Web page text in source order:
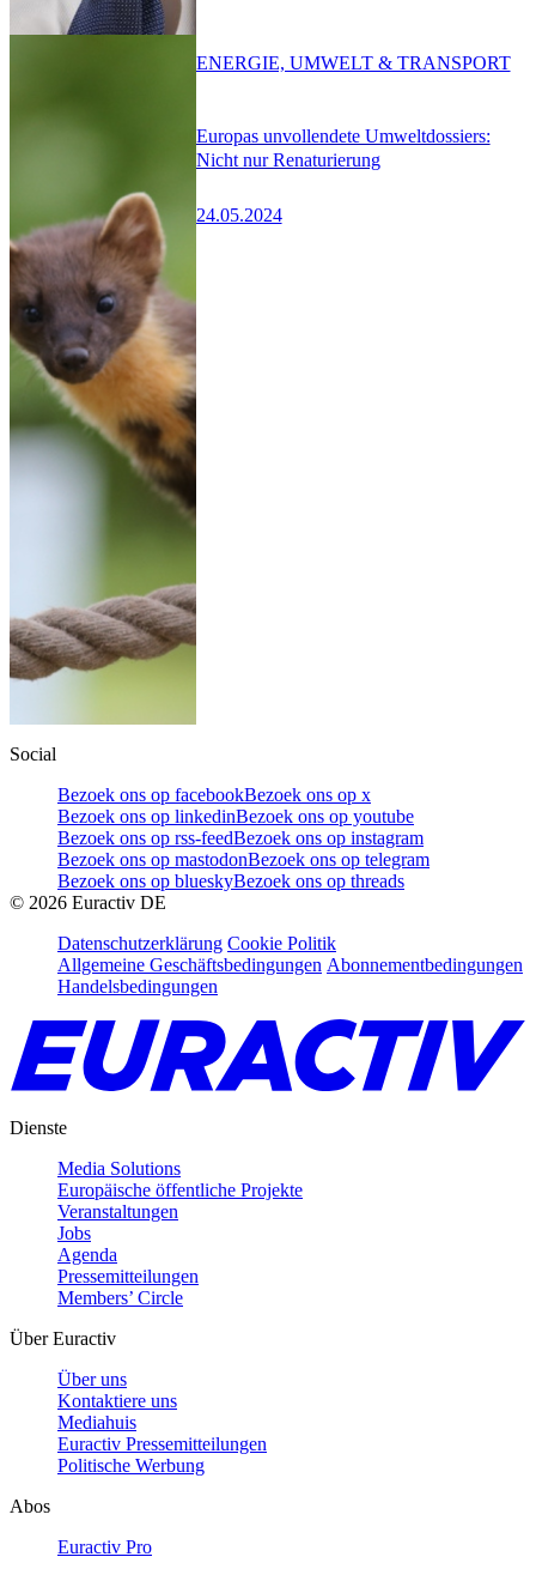
Europas unvollendete Umweltdossiers:
Nicht nur Renaturierung
24.05.2024
ENERGIE, UMWELT & TRANSPORT
Social
Bezoek ons op facebookBezoek ons op x
Bezoek ons op linkedinBezoek ons op youtube
Bezoek ons op rss-feedBezoek ons op instagram
Bezoek ons op mastodonBezoek ons op telegram
Bezoek ons op blueskyBezoek ons op threads
© 2026 Euractiv DE
Datenschutzerklärung Cookie Politik
Allgemeine Geschäftsbedingungen Abonnementbedingungen
Handelsbedingungen
Dienste
Media Solutions
Europäische öffentliche Projekte
Veranstaltungen
Jobs
Agenda
Pressemitteilungen
Members’ Circle
Über Euractiv
Über uns
Kontaktiere uns
Mediahuis
Euractiv Pressemitteilungen
Politische Werbung
Abos
Euractiv Pro